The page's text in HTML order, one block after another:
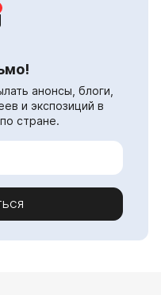
анонсы, блоги,
и экспозиций в
стране.